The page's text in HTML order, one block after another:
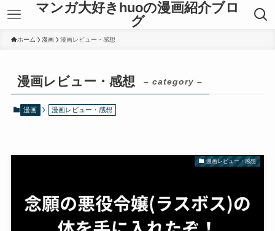
マンガ大好きhuoの漫画紹介ブロ
グ
ホーム 漫画 漫画レビュー・感想
漫画レビュー・感想 – category –
漫画 漫画レビュー・感想
漫画レビュー・感想